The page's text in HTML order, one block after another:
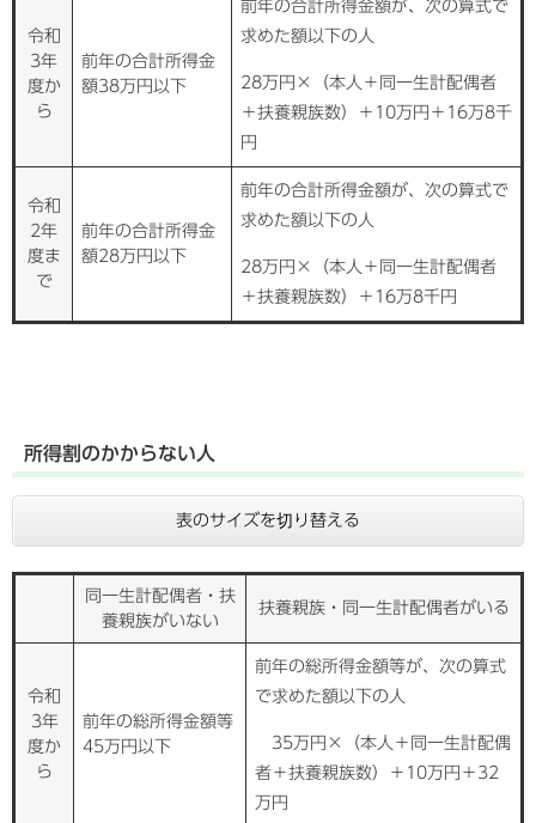
令和
3年
度か
ら
前年の合計所得金
額38万円以下
前年の合計所得金額が、次の算式で
求めた額以下の人
28万円×（本人＋同一生計配偶者
＋扶養親族数）＋10万円＋16万8千
円
令和
2年
度ま
で
前年の合計所得金
額28万円以下
前年の合計所得金額が、次の算式で
求めた額以下の人
28万円×（本人＋同一生計配偶者
＋扶養親族数）＋16万8千円
所得割のかからない人
表のサイズを切り替える
同一生計配偶者・扶
養親族がいない
扶養親族・同一生計配偶者がいる
令和
3年
度か
ら
前年の総所得金額等
45万円以下
前年の総所得金額等が、次の算式
で求めた額以下の人
35万円×（本人＋同一生計配偶
者＋扶養親族数）＋10万円＋32
万円